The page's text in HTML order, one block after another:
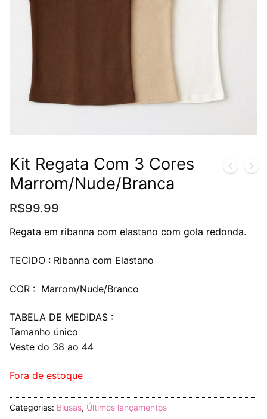
Kit Regata Com 3 Cores
Marrom/Nude/Branca
R$99.99
Regata em ribanna com elastano com gola redonda.
TECIDO : Ribanna com Elastano
COR : Marrom/Nude/Branco
TABELA DE MEDIDAS :
Tamanho único
Veste do 38 ao 44
Fora de estoque
Categorias: Blusas, Últimos lançamentos